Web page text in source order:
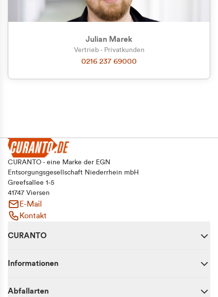
Julian Marek
Vertrieb - Privatkunden
0216 237 69000
CURANTO - eine Marke der EGN
Entsorgungsgesellschaft Niederrhein mbH
Greefsallee 1-5
41747 Viersen
E-Mail
Kontakt
CURANTO
Informationen
Abfallarten